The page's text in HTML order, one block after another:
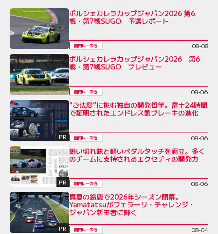
ポルシェカレラカップジャパン2026 第6
戦・第7戦SUGO 予選レポート
国内レース他 08-08
ポルシェカレラカップジャパン2026 第6
戦・第7戦SUGO プレビュー
国内レース他 08-06
PR
“ご法度”に挑む独自の開発哲学。富士24時間
で証明されたエンドレス製ブレーキの進化
国内レース他 08-06
PR
鋭い切れ味と軽いペダルタッチを両立。多く
のチームに支持されるエクセディの開発力
国内レース他 08-06
PR
真夏の鈴鹿で2026年シーズン閉幕。
Yamatatsuがフェラーリ・チャレンジ・
ジャパン新王者に輝く
国内レース他 08-04